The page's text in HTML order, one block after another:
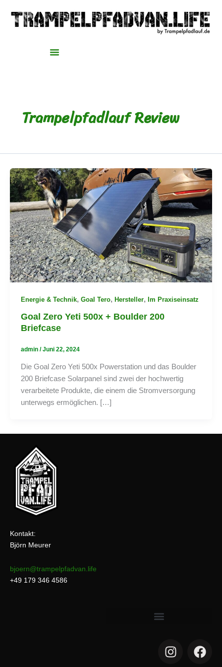
Inhalt
springen
Trampelpfadlauf Review
Energie & Technik, Goal Tero, Hersteller, Im Praxiseinsatz
Goal Zero Yeti 500x + Boulder 200
Briefcase
admin /Juni 22, 2024
Die Goal Zero Yeti 500x Powerstation und das Boulder
200 Briefcase Solarpanel sind zwei der hochwertig
verarbeitete Produkte, die einem die Stromversorgung
unterwegs ermöglichen. […]
Kontakt:
Björn Meurer
bjoern@trampelpfadvan.life
+49 179 346 4586
I
n
F
a